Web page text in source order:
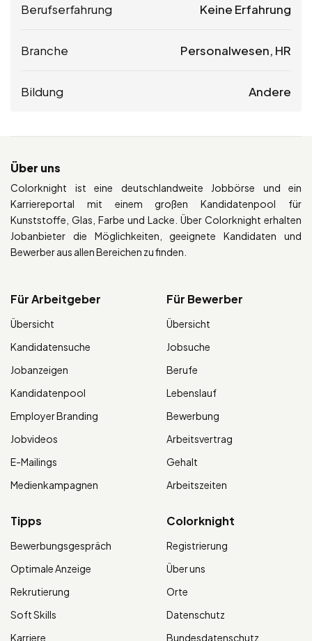
Berufserfahrung Keine Erfahrung
Branche Personalwesen, HR
Bildung Andere
Über uns
Colorknight ist eine deutschlandweite Jobbörse und ein
Karriereportal mit einem großen Kandidatenpool für
Kunststoffe, Glas, Farbe und Lacke. Über Colorknight erhalten
Jobanbieter die Möglichkeiten, geeignete Kandidaten und
Bewerber aus allen Bereichen zu finden.
Für Arbeitgeber
Übersicht
Kandidatensuche
Jobanzeigen
Kandidatenpool
Employer Branding
Jobvideos
E-Mailings
Medienkampagnen
Für Bewerber
Übersicht
Jobsuche
Berufe
Lebenslauf
Bewerbung
Arbeitsvertrag
Gehalt
Arbeitszeiten
Tipps
Bewerbungsgespräch
Optimale Anzeige
Rekrutierung
Soft Skills
Karriere
Colorknight
Registrierung
Über uns
Orte
Datenschutz
Bundesdatenschutz